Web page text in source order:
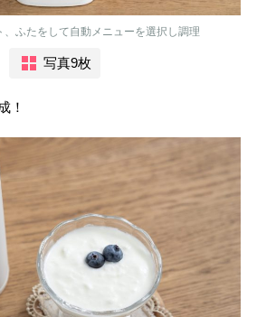
、ふたをして自動メニューを選択し調理
写真9枚
！